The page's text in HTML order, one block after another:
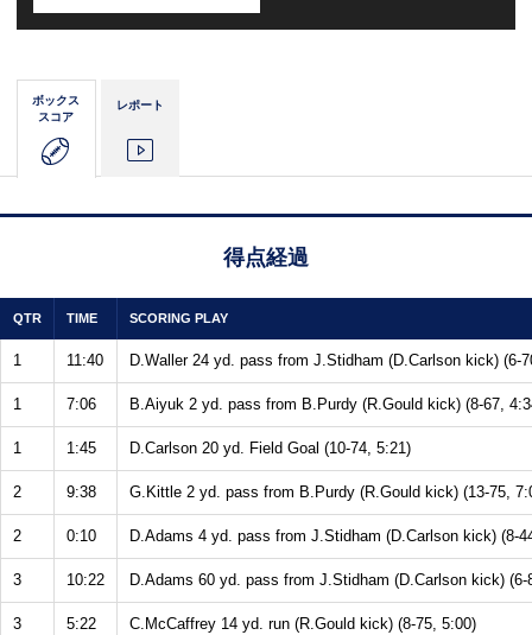
ボックス
スコア
レポート
得点経過
QTR TIME SCORING PLAY
1 11:40 D.Waller 24 yd. pass from J.Stidham (D.Carlson kick) (6-
1 7:06 B.Aiyuk 2 yd. pass from B.Purdy (R.Gould kick) (8-67,
1 1:45 D.Carlson 20 yd. Field Goal (10-74, 5:21)
2 9:38 G.Kittle 2 yd. pass from B.Purdy (R.Gould kick) (13-75,
2 0:10 D.Adams 4 yd. pass from J.Stidham (D.Carlson kick) (8-
3 10:22 D.Adams 60 yd. pass from J.Stidham (D.Carlson kick) (6-
3 5:22 C.McCaffrey 14 yd. run (R.Gould kick) (8-75, 5:00)